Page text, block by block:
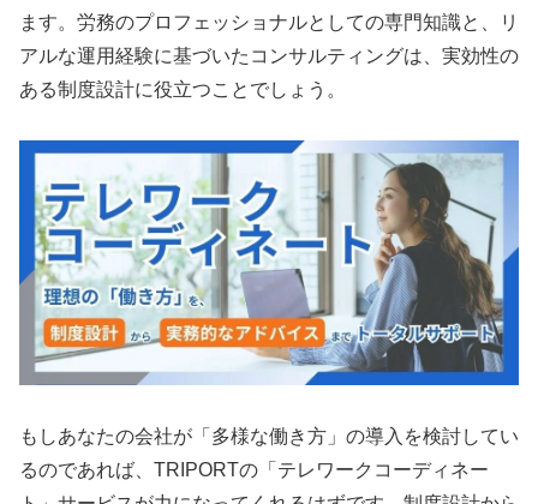
ます。労務のプロフェッショナルとしての専門知識と、リ
アルな運用経験に基づいたコンサルティングは、実効性の
ある制度設計に役立つことでしょう。
もしあなたの会社が「多様な働き方」の導入を検討してい
るのであれば、TRIPORTの「テレワークコーディネー